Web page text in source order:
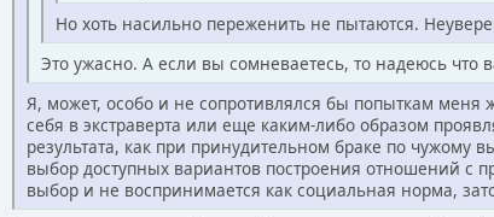
Но хоть насильно переженить не пытаются.
Это ужасно. А если вы сомневаетесь, то надеюсь что
Я, может, особо и не сопротивлялся бы попыткам
себя в экстраверта или еще каким-либо образом
результата, как при принудительном браке по чужому
выбор доступных вариантов построения отношений с
выбор и не воспринимается как социальная норма,